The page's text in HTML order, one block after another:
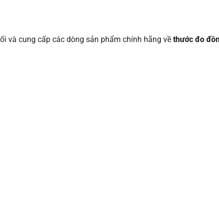
và cung cấp các dòng sản phẩm chính hãng vềthước đo